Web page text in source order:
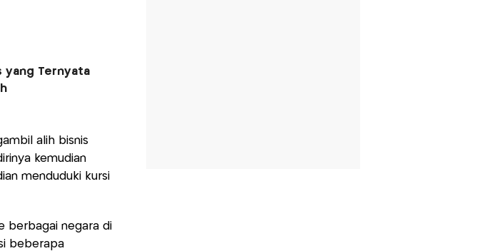
yang Ternyata
alih bisnis
kemudian
menduduki kursi
berbagai negara di
beberapa